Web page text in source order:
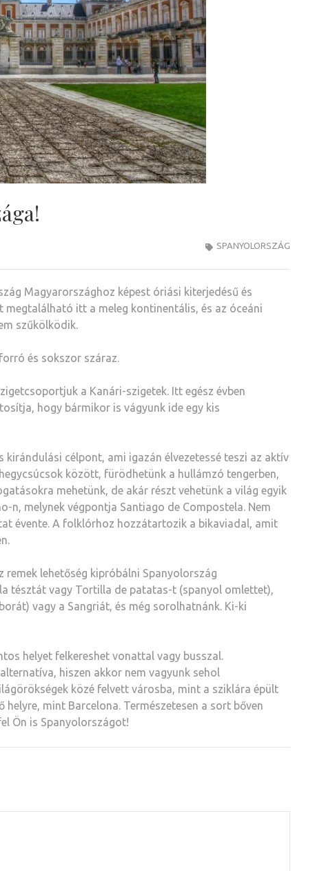
SPANYOLORSZÁG
Magyarországhoz képest óriási kiterjedésű és
megtalálható itt a meleg kontinentális, és az óceáni
szűkölködik.
és sokszor száraz.
a Kanári-szigetek. Itt egész évben
hogy bármikor is vágyunk ide egy kis
célpont, ami igazán élvezetessé teszi az aktív
között, fürödhetünk a hullámzó tengerben,
mehetünk, de akár részt vehetünk a világ egyik
n, melynek végpontja Santiago de Compostela. Nem
évente. A folklórhoz hozzátartozik a bikaviadal, amit
remek lehetőség kipróbálni Spanyolország
tésztát vagy Tortilla de patatas-t (spanyol omlettet),
vagy a Sangriát, és még sorolhatnánk. Ki-ki
helyet felkereshet vonattal vagy busszal.
hiszen akkor nem vagyunk sehol
közé felvett városba, mint a sziklára épült
mint Barcelona. Természetesen a sort bőven
Ön is Spanyolországot!